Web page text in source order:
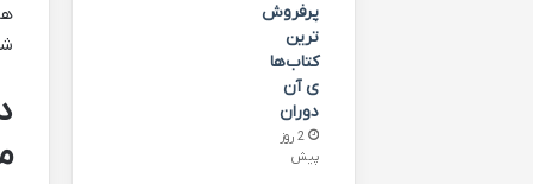
پرفروش‌
ترین
کتاب‌ها
ی آن
دوران
2 روز
پیش